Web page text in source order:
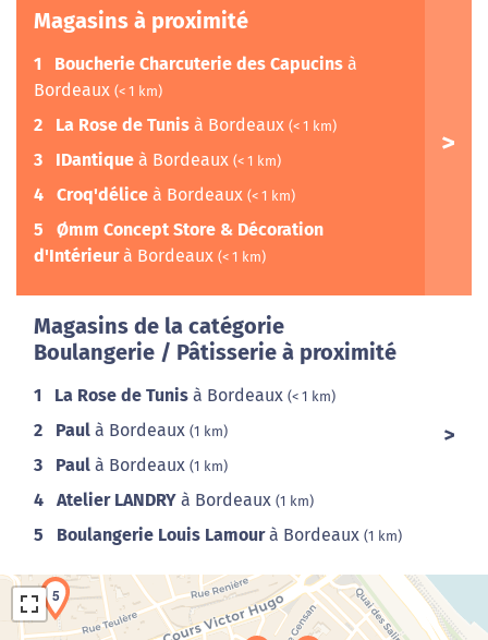
Magasins à proximité
1 Boucherie Charcuterie des Capucins à
Bordeaux (< 1 km)
2 La Rose de Tunis à Bordeaux (< 1 km)
3 IDantique à Bordeaux (< 1 km)
4 Croq'délice à Bordeaux (< 1 km)
5
Ømm Concept Store & Décoration
d'Intérieurà Bordeaux (< 1 km)
Magasins de la catégorie
Boulangerie / Pâtisserie à proximité
1 La Rose de Tunis à Bordeaux (< 1 km)
2 Paul à Bordeaux (1 km)
3 Paul à Bordeaux (1 km)
4 Atelier LANDRY à Bordeaux (1 km)
5 Boulangerie Louis Lamourà Bordeaux (1 km)
5